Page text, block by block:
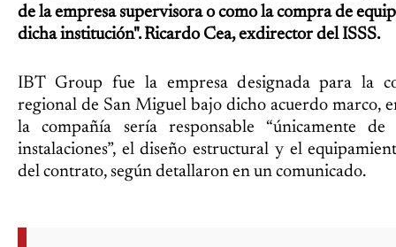
de la empresa supervisora o como la compra de
dicha institución". Ricardo Cea, exdirector del ISSS.
IBT Group fue la empresa designada para la
regional de San Miguel bajo dicho acuerdo marco,
la compañía sería responsable “únicamente
instalaciones”, el diseño estructural y el
del contrato, según detallaron en un comunicado.